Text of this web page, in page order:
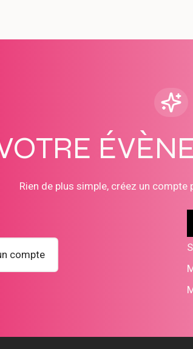
Rien de plus simple, créez un
compte